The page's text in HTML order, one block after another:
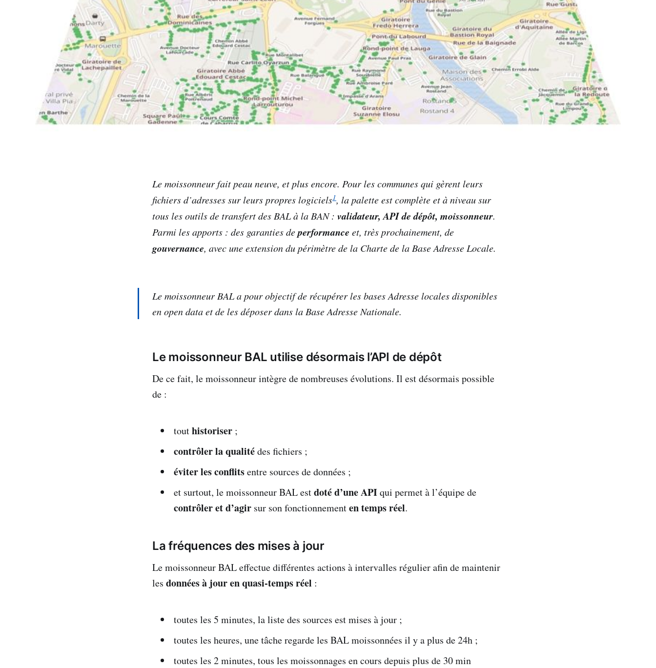
Le moissonneur fait peau neuve, et plus encore. Pour les communes qui gèrent leurs
fichiers d’adresses sur leurs propres logiciels1, la palette est complète et à niveau sur
tous les outils de transfert des BAL à la BAN : validateur, API de dépôt, moissonneur.
Parmi les apports : des garanties deperformance et, très prochainement, de
gouvernance, avec une extension du périmètre de la Charte de la Base Adresse Locale.
Le moissonneur BAL a pour objectif de récupérer les bases Adresse locales disponibles
en open data et de les déposer dans la Base Adresse Nationale.
Le moissonneur BAL utilise désormais l’API de dépôt
De ce fait, le moissonneur intègre de nombreuses évolutions. Il est désormais possible
de :
touthistoriser ;
contrôler la qualitédes fichiers ;
éviter les conflitsentre sources de données ;
et surtout, le moissonneur BAL estdoté d’une APIqui permet à l’équipe de
contrôler et d’agir sur son fonctionnementen temps réel.
La fréquences des mises à jour
Le moissonneur BAL effectue différentes actions à intervalles régulier afin de maintenir
les données à jour en quasi-temps réel :
toutes les 5 minutes, la liste des sources est mises à jour ;
toutes les heures, une tâche regarde les BAL moissonnées il y a plus de 24h ;
toutes les 2 minutes, tous les moissonnages en cours depuis plus de 30 min